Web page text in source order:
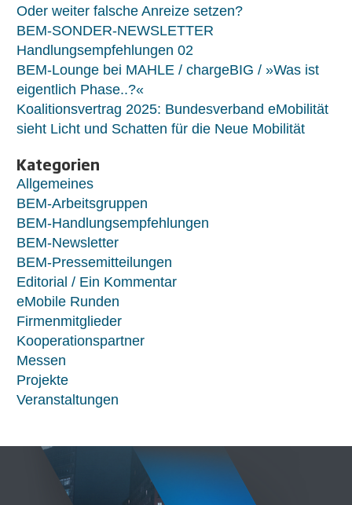
Oder weiter falsche Anreize setzen?
BEM-SONDER-NEWSLETTER
Handlungsempfehlungen 02
BEM-Lounge bei MAHLE / chargeBIG / »Was ist
eigentlich Phase..?«
Koalitionsvertrag 2025: Bundesverband eMobilität
sieht Licht und Schatten für die Neue Mobilität
Kategorien
Allgemeines
BEM-Arbeitsgruppen
BEM-Handlungsempfehlungen
BEM-Newsletter
BEM-Pressemitteilungen
Editorial / Ein Kommentar
eMobile Runden
Firmenmitglieder
Kooperationspartner
Messen
Projekte
Veranstaltungen